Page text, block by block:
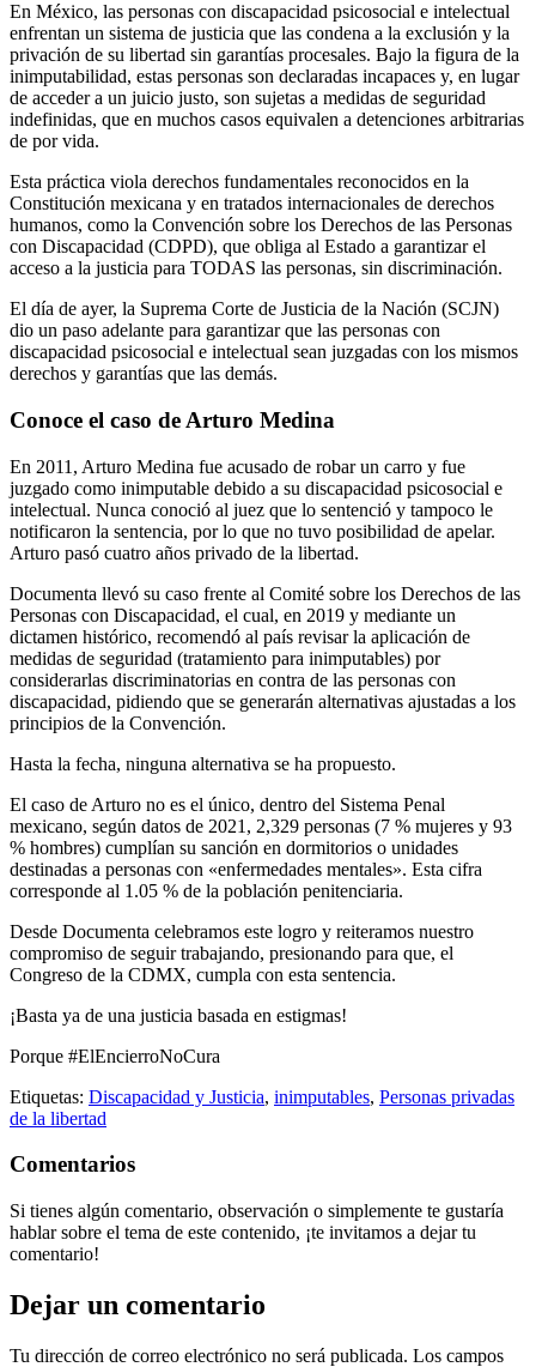
En México, las personas con discapacidad psicosocial e intelectual
enfrentan un sistema de justicia que las condena a la exclusión y la
privación de su libertad sin garantías procesales. Bajo la figura de la
inimputabilidad, estas personas son declaradas incapaces y, en lugar
de acceder a un juicio justo, son sujetas a medidas de seguridad
indefinidas, que en muchos casos equivalen a detenciones arbitrarias
de por vida.
Esta práctica viola derechos fundamentales reconocidos en la
Constitución mexicana y en tratados internacionales de derechos
humanos, como la Convención sobre los Derechos de las Personas
con Discapacidad (CDPD), que obliga al Estado a garantizar el
acceso a la justicia para TODAS las personas, sin discriminación.
El día de ayer, la Suprema Corte de Justicia de la Nación (SCJN)
dio un paso adelante para garantizar que las personas con
discapacidad psicosocial e intelectual sean juzgadas con los mismos
derechos y garantías que las demás.
Conoce el caso de Arturo Medina
En 2011, Arturo Medina fue acusado de robar un carro y fue
juzgado como inimputable debido a su discapacidad psicosocial e
intelectual. Nunca conoció al juez que lo sentenció y tampoco le
notificaron la sentencia, por lo que no tuvo posibilidad de apelar.
Arturo pasó cuatro años privado de la libertad.
Documenta llevó su caso frente al Comité sobre los Derechos de las
Personas con Discapacidad, el cual, en 2019 y mediante un
dictamen histórico, recomendó al país revisar la aplicación de
medidas de seguridad (tratamiento para inimputables) por
considerarlas discriminatorias en contra de las personas con
discapacidad, pidiendo que se generarán alternativas ajustadas a los
principios de la Convención.
Hasta la fecha, ninguna alternativa se ha propuesto.
El caso de Arturo no es el único, dentro del Sistema Penal
mexicano, según datos de 2021, 2,329 personas (7 % mujeres y 93
% hombres) cumplían su sanción en dormitorios o unidades
destinadas a personas con «enfermedades mentales». Esta cifra
corresponde al 1.05 % de la población penitenciaria.
Desde Documenta celebramos este logro y reiteramos nuestro
compromiso de seguir trabajando, presionando para que, el
Congreso de la CDMX, cumpla con esta sentencia.
¡Basta ya de una justicia basada en estigmas!
Porque #ElEncierroNoCura
Etiquetas: Discapacidad y Justicia, inimputables, Personas privadas
de la libertad
Comentarios
Si tienes algún comentario, observación o simplemente te gustaría
hablar sobre el tema de este contenido, ¡te invitamos a dejar tu
comentario!
Dejar un comentario
Tu dirección de correo electrónico no será publicada. Los campos